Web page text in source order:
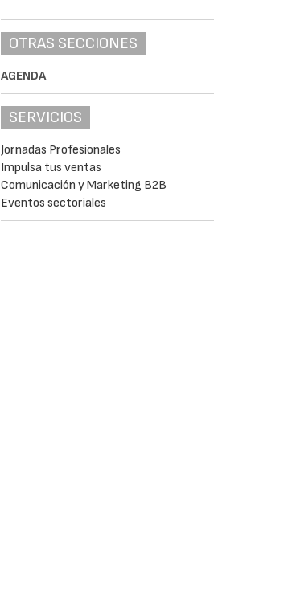
OTRAS SECCIONES
AGENDA
SERVICIOS
Jornadas Profesionales
Impulsa tus ventas
Comunicación y Marketing B2B
Eventos sectoriales